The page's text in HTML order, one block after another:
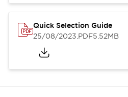
Quick Selection Guide
25/08/2023.PDF5.52MB